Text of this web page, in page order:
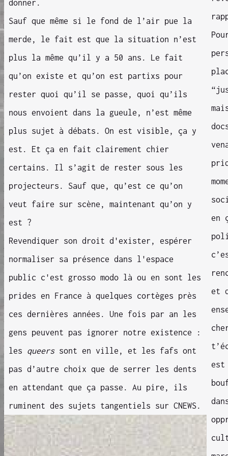
donner.
Sauf que même si le fond de l’air pue la
merde, le fait est que la situation n’est
plus la même qu’il y a 50 ans. Le fait
qu’on existe et qu’on est partixs pour
rester quoi qu’il se passe, quoi qu’ils
nous envoient dans la gueule, n’est même
plus sujet à débats. On est visible, ça y
est. Et ça en fait clairement chier
certains. Il s’agit de rester sous les
projecteurs. Sauf que, qu’est ce qu’on
veut faire sur scène, maintenant qu’on y
est ?
Revendiquer son droit d'exister, espérer
normaliser sa présence dans l'espace
public c'est grosso modo là ou en sont les
prides en France à quelques cortèges près
ces dernières années. Une fois par an les
gens peuvent pas ignorer notre existence :
les queerssont en ville, et les fafs ont
pas d’autre choix que de serrer les dents
en attendant que ça passe. Au pire, ils
ruminent des sujets tangentiels sur CNEWS.
en
et
est